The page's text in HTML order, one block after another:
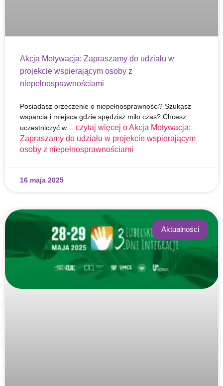
Akcja Motywacja: Zapraszamy do udziału w
projekcie wspierającym osoby z
niepełnosprawnościami
Posiadasz orzeczenie o niepełnosprawności? Szukasz
wsparcia i miejsca gdzie spędzisz miło czas? Chcesz
uczestniczyć w… czytaj więcej oAkcja Motywacja:
Zapraszamy do udziału w projekcie wspierającym
osoby z niepełnosprawnościami
16 maja 2025
Aktualności